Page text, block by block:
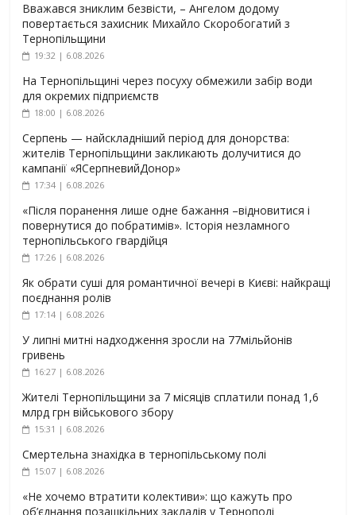
Вважався зниклим безвісти, – Ангелом додому
повертається захисник Михайло Скоробогатий з
Тернопільщини
19:32 | 6.08.2026
На Тернопільщині через посуху обмежили забір води
для окремих підприємств
18:00 | 6.08.2026
Серпень — найскладніший період для донорства:
жителів Тернопільщини закликають долучитися до
кампанії «ЯСерпневийДонор»
17:34 | 6.08.2026
«Після поранення лише одне бажання –відновитися і
повернутися до побратимів». Історія незламного
тернопільського гвардійця
17:26 | 6.08.2026
Як обрати суші для романтичної вечері в Києві: найкращі
поєднання ролів
17:14 | 6.08.2026
У липні митні надходження зросли на 77мільйонів
гривень
16:27 | 6.08.2026
Жителі Тернопільщини за 7 місяців сплатили понад 1,6
млрд грн військового збору
15:31 | 6.08.2026
Смертельна знахідка в тернопільському полі
15:07 | 6.08.2026
«Не хочемо втратити колективи»: що кажуть про
об’єднання позашкільних закладів у Тернополі